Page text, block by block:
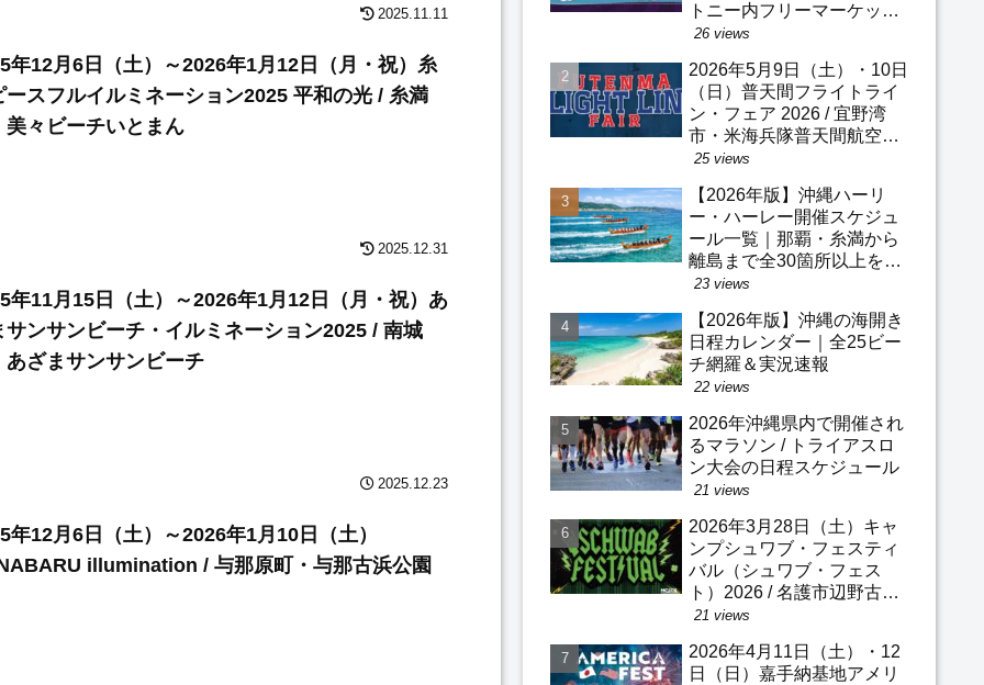
2025.11.11
年12月6日（土）～2026年1月12日（月・祝）糸
ースフルイルミネーション2025 平和の光 / 糸満
美々ビーチいとまん
2025.12.31
年11月15日（土）～2026年1月12日（月・祝）あ
サンサンビーチ・イルミネーション2025 / 南城
あざまサンサンビーチ
2025.12.23
年12月6日（土）～2026年1月10日（土）
illumination / 与那原町・与那古浜公園
トニー内フリーマーケット
広場
26 views
2026年5月9日（土）・10日
（日）普天間フライトライ
ン・フェア 2026 / 宜野湾
市・米海兵隊普天間航空基
地
25 views
【2026年版】沖縄ハーリ
ー・ハーレー開催スケジュ
ール一覧｜那覇・糸満から
離島まで全30箇所以上を網
羅
23 views
【2026年版】沖縄の海開き
日程カレンダー｜全25ビー
チ網羅＆実況速報
22 views
2026年沖縄県内で開催され
るマラソン / トライアスロ
ン大会の日程スケジュール
21 views
2026年3月28日（土）キャ
ンプシュワブ・フェスティ
バル（シュワブ・フェス
ト）2026 / 名護市辺野古・
米軍基地キャンプ・シュワ
21 views
2026年4月11日（土）・12
日（日）嘉手納基地アメリ